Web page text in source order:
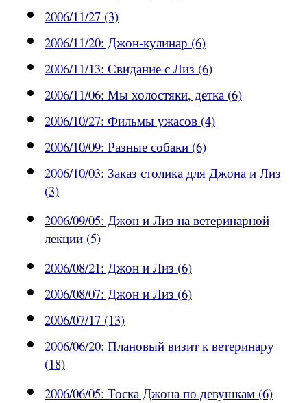
2006/11/27 (3)
2006/11/20: Джон-кулинар (6)
2006/11/13: Свидание с Лиз (6)
2006/11/06: Мы холостяки, детка (6)
2006/10/27: Фильмы ужасов (4)
2006/10/09: Разные собаки (6)
2006/10/03: Заказ столика для Джона и Лиз
(3)
2006/09/05: Джон и Лиз на ветеринарной
лекции (5)
2006/08/21: Джон и Лиз (6)
2006/08/07: Джон и Лиз (6)
2006/07/17 (13)
2006/06/20: Плановый визит к ветеринару
(18)
2006/06/05: Тоска Джона по девушкам (6)